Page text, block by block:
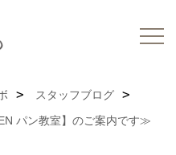
スタッフブログ
パン教室】のご案内です≫